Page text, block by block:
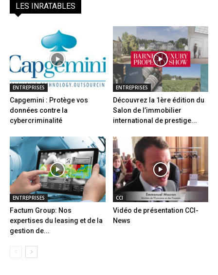
LES INRATABLES
ENTREPRISES
Capgemini : Protège vos
données contre la
cybercriminalité
ENTREPRISES
Découvrez la 1ère édition du
Salon de l’immobilier
international de prestige...
ENTREPRISES
Factum Group: Nos
expertises du leasing et de la
gestion de...
CCI
Vidéo de présentation CCI-
News